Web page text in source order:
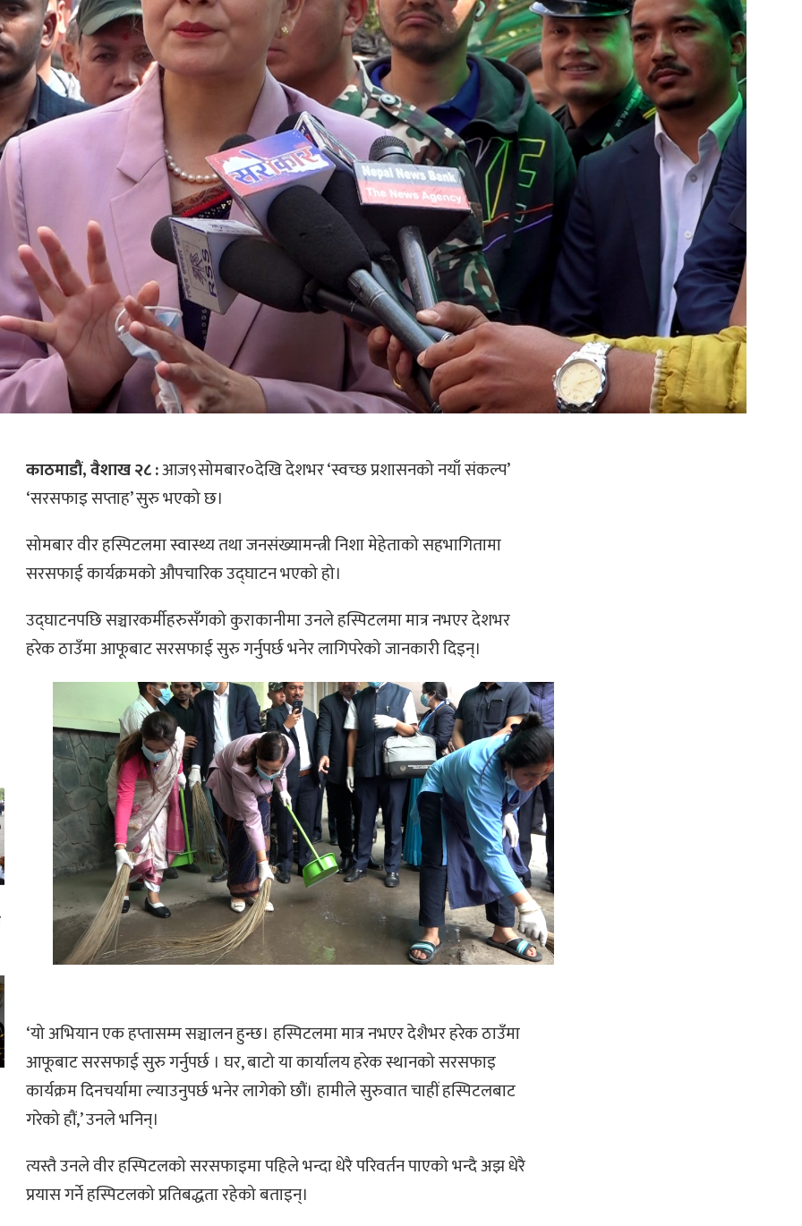
काठमाडौं, वैशाख २८ :आज९सोमबार०देखि देशभर ‘स्वच्छ प्रशासनको नयाँ संकल्प’
‘सरसफाइ सप्ताह’ सुरु भएको छ।
सोमबार वीर हस्पिटलमा स्वास्थ्य तथा जनसंख्यामन्त्री निशा मेहेताको सहभागितामा
सरसफाई कार्यक्रमको औपचारिक उद्घाटन भएको हो।
उद्घाटनपछि सञ्चारकर्मीहरुसँगको कुराकानीमा उनले हस्पिटलमा मात्र नभएर देशभर
हरेक ठाउँमा आफूबाट सरसफाई सुरु गर्नुपर्छ भनेर लागिपरेको जानकारी दिइन्।
‘यो अभियान एक हप्तासम्म सञ्चालन हुन्छ। हस्पिटलमा मात्र नभएर देशैभर हरेक ठाउँमा
आफूबाट सरसफाई सुरु गर्नुपर्छ । घर, बाटो या कार्यालय हरेक स्थानको सरसफाइ
कार्यक्रम दिनचर्यामा ल्याउनुपर्छ भनेर लागेको छौं। हामीले सुरुवात चाहीं हस्पिटलबाट
गरेको हौं,’ उनले भनिन्।
त्यस्तै उनले वीर हस्पिटलको सरसफाइमा पहिले भन्दा धेरै परिवर्तन पाएको भन्दै अझ धेरै
प्रयास गर्ने हस्पिटलको प्रतिबद्धता रहेको बताइन्।